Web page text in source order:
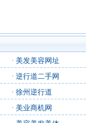
· 美发美容网址
· 逆行道二手网
· 徐州逆行道
· 美业商机网